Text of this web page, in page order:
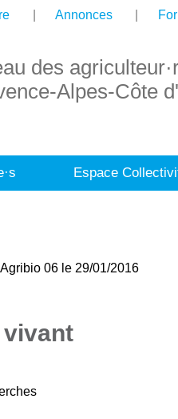
Annonces
des
Alpes-Côte
Espace
06 le 29/01/2016